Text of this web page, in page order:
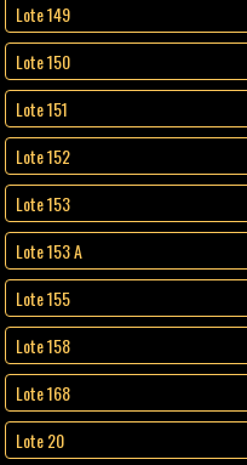
Lote 149
Lote 150
Lote 151
Lote 152
Lote 153
Lote 153 A
Lote 155
Lote 158
Lote 168
Lote 20